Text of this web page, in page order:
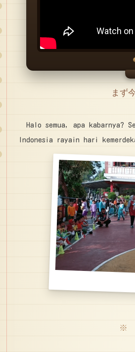
まず
Halo semua, apa kabarnya?
Indonesia rayain hari